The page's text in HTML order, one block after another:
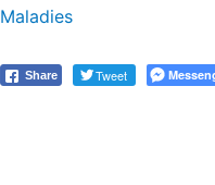
Maladies
Share Tweet